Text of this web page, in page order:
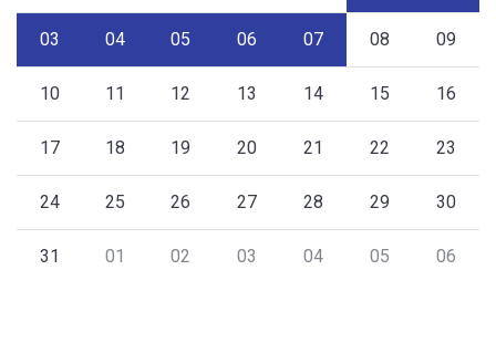
03 04 05 06 07 08 09
10 11 12 13 14 15 16
17 18 19 20 21 22 23
24 25 26 27 28 29 30
31 01 02 03 04 05 06